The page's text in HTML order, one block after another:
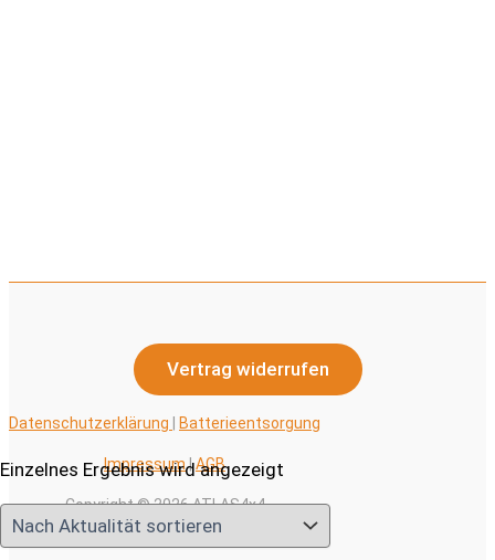
Einzelnes Ergebnis wird angezeigt
Vertrag widerrufen
Datenschutzerklärung Batterieentsorgung
Impressum|AGB
Copyright © 2026 ATLAS4x4